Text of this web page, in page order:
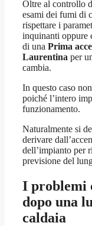
Oltre al controllo
esami dei fumi di
rispettare i
inquinanti oppure
di una Prima
Laurentina per
cambia.
In questo caso
poiché l’intero
funzionamento.
Naturalmente si
derivare
dell’impianto per
previsione del
I problemi
dopo una
caldaia